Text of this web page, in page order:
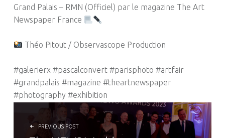
Grand Palais – RMN (Officiel) par le magazine The Art
Newspaper France
Théo Pitout / Observascope Production
#galerierx #pascalconvert #parisphoto #artfair
#grandpalais #magazine #theartnewspaper
#photography #exhibition
NAVIGATION DE L’ARTICLE
PREVIOUS POST